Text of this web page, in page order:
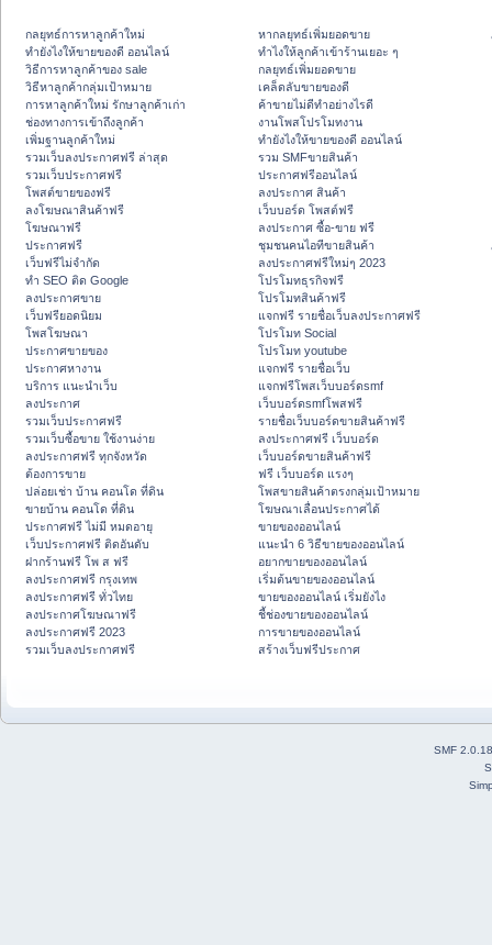
กลยุทธ์การหาลูกค้าใหม่
ทํายังไงให้ขายของดี ออนไลน์
วิธีการหาลูกค้าของ sale
วิธีหาลูกค้ากลุ่มเป้าหมาย
การหาลูกค้าใหม่ รักษาลูกค้าเก่า
ช่องทางการเข้าถึงลูกค้า
เพิ่มฐานลูกค้าใหม่
รวมเว็บลงประกาศฟรี ล่าสุด
รวมเว็บประกาศฟรี
โพสต์ขายของฟรี
ลงโฆษณาสินค้าฟรี
โฆษณาฟรี
ประกาศฟรี
เว็บฟรีไม่จำกัด
ทำ SEO ติด Google
ลงประกาศขาย
เว็บฟรียอดนิยม
โพสโฆษณา
ประกาศขายของ
ประกาศหางาน
บริการ แนะนำเว็บ
ลงประกาศ
รวมเว็บประกาศฟรี
รวมเว็บซื้อขาย ใช้งานง่าย
ลงประกาศฟรี ทุกจังหวัด
ต้องการขาย
ปล่อยเช่า บ้าน คอนโด ที่ดิน
ขายบ้าน คอนโด ที่ดิน
ประกาศฟรี ไม่มี หมดอายุ
เว็บประกาศฟรี ติดอันดับ
ฝากร้านฟรี โพ ส ฟรี
ลงประกาศฟรี กรุงเทพ
ลงประกาศฟรี ทั่วไทย
ลงประกาศโฆษณาฟรี
ลงประกาศฟรี 2023
รวมเว็บลงประกาศฟรี
หากลยุทธ์เพิ่มยอดขาย
ทําไงให้ลูกค้าเข้าร้านเยอะ ๆ
กลยุทธ์เพิ่มยอดขาย
เคล็ดลับขายของดี
ค้าขายไม่ดีทำอย่างไรดี
งานโพสโปรโมทงาน
ทํายังไงให้ขายของดี ออนไลน์
รวม SMFขายสินค้า
ประกาศฟรีออนไลน์
ลงประกาศ สินค้า
เว็บบอร์ด โพสต์ฟรี
ลงประกาศ ซื้อ-ขาย ฟรี
ชุมชนคนไอทีขายสินค้า
ลงประกาศฟรีใหม่ๆ 2023
โปรโมทธุรกิจฟรี
โปรโมทสินค้าฟรี
แจกฟรี รายชื่อเว็บลงประกาศฟรี
โปรโมท Social
โปรโมท youtube
แจกฟรี รายชื่อเว็บ
แจกฟรีโพสเว็บบอร์ดsmf
เว็บบอร์ดsmfโพสฟรี
รายชื่อเว็บบอร์ดขายสินค้าฟรี
ลงประกาศฟรี เว็บบอร์ด
เว็บบอร์ดขายสินค้าฟรี
ฟรี เว็บบอร์ด แรงๆ
โพสขายสินค้าตรงกลุ่มเป้าหมาย
โฆษณาเลื่อนประกาศได้
ขายของออนไลน์
แนะนำ 6 วิธีขายของออนไลน์
อยากขายของออนไลน์
เริ่มต้นขายของออนไลน์
ขายของออนไลน์ เริ่มยังไง
ชี้ช่องขายของออนไลน์
การขายของออนไลน์
สร้างเว็บฟรีประกาศ
SMF 2.0.18